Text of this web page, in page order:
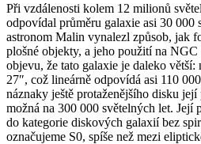
Při vzdálenosti kolem 12 milionů
odpovídal průměru galaxie asi 30 000
astronom Malin vynalezl způsob, jak
plošné objekty, a jeho použití na
objevu, že tato galaxie je daleko větší:
27″, což lineárně odpovídá asi 110
náznaky ještě protaženějšího disku
možná na 300 000 světelných let. Její
do kategorie diskových galaxií bez
označujeme S0, spíše než mezi